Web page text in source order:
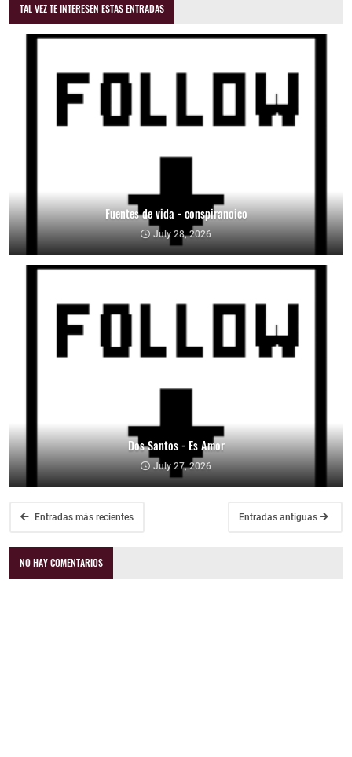
TAL VEZ TE INTERESEN ESTAS ENTRADAS
Fuentes de vida - conspiranoico
July 28, 2026
Dos Santos - Es Amor
July 27, 2026
Entradas más recientes Entradas antiguas
NO HAY COMENTARIOS